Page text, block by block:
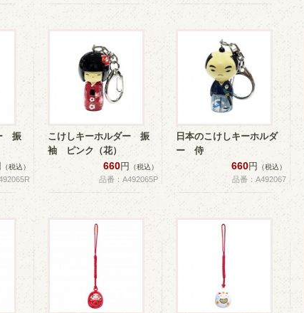
振
（税込）
こけしキーホルダー 振
袖 ピンク（花）
660円 （税込）
品番：A492065P
日本のこけしキーホルダ
ー 侍
660円 （税込）
品番：A492067